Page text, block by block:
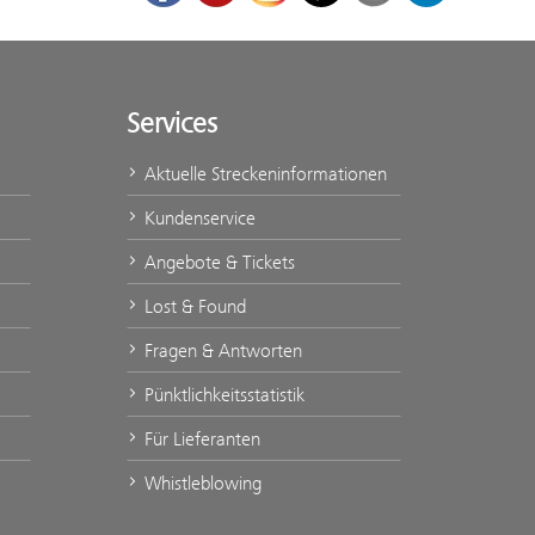
Services
Aktuelle Streckeninformationen
Kundenservice
Angebote & Tickets
Lost & Found
Fragen & Antworten
Pünktlichkeitsstatistik
Für Lieferanten
Whistleblowing